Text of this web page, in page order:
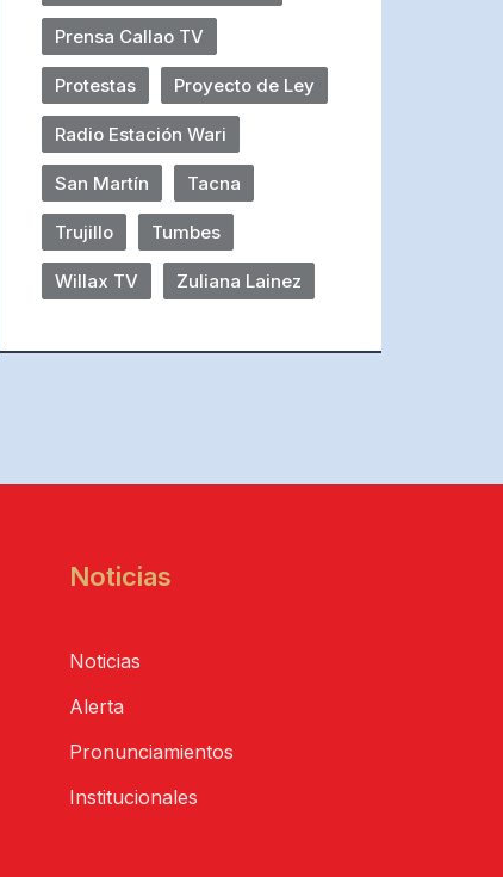
Prensa Callao TV
Protestas Proyecto de Ley
Radio Estación Wari
San Martín Tacna
Trujillo Tumbes
Willax TV Zuliana Lainez
Noticias
Noticias
Alerta
Pronunciamientos
Institucionales